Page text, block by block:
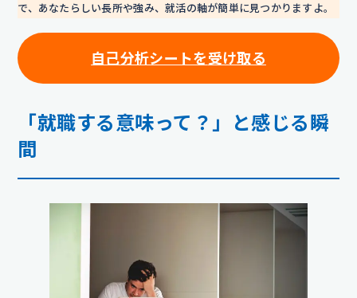
で、あなたらしい長所や強み、就活の軸が簡単に見つかりますよ。
自己分析シートを受け取る
「就職する意味って？」と感じる瞬
間